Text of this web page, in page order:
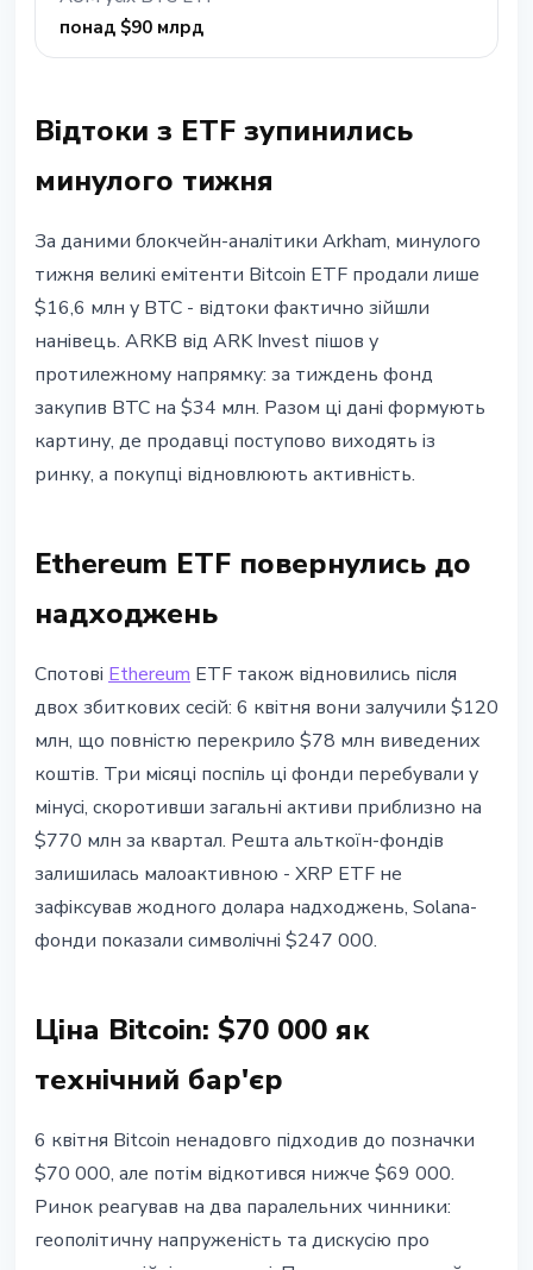
понад $90 млрд
Відтоки з ETF зупинились
минулого тижня
За даними блокчейн-аналітики Arkham, минулого
тижня великі емітенти Bitcoin ETF продали лише
$16,6 млн у BTC - відтоки фактично зійшли
нанівець. ARKB від ARK Invest пішов у
протилежному напрямку: за тиждень фонд
закупив BTC на $34 млн. Разом ці дані формують
картину, де продавці поступово виходять із
ринку, а покупці відновлюють активність.
Ethereum ETF повернулись до
надходжень
Спотові Ethereum ETF також відновились після
двох збиткових сесій: 6 квітня вони залучили $120
млн, що повністю перекрило $78 млн виведених
коштів. Три місяці поспіль ці фонди перебували у
мінусі, скоротивши загальні активи приблизно на
$770 млн за квартал. Решта альткоїн-фондів
залишилась малоактивною - XRP ETF не
зафіксував жодного долара надходжень, Solana-
фонди показали символічні $247 000.
Ціна Bitcoin: $70 000 як
технічний бар'єр
6 квітня Bitcoin ненадовго підходив до позначки
$70 000, але потім відкотився нижче $69 000.
Ринок реагував на два паралельних чинники:
геополітичну напруженість та дискусію про